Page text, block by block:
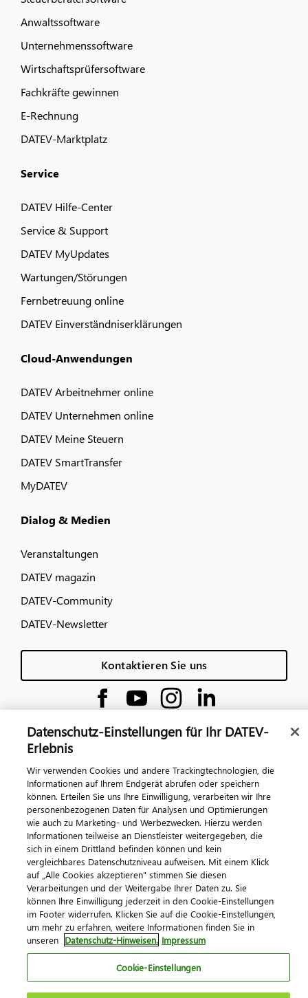
Anwaltssoftware
Unternehmenssoftware
Wirtschaftsprüfersoftware
Fachkräfte gewinnen
E-Rechnung
DATEV-Marktplatz
Service
DATEV Hilfe-Center
Service & Support
DATEV MyUpdates
Wartungen/Störungen
Fernbetreuung online
DATEV Einverständniserklärungen
Cloud-Anwendungen
DATEV Arbeitnehmer online
DATEV Unternehmen online
DATEV Meine Steuern
DATEV SmartTransfer
MyDATEV
Dialog & Medien
Veranstaltungen
DATEV magazin
DATEV-Community
DATEV-Newsletter
Kontaktieren Sie uns
© 2026 DATEV eG
Impressum DatenschutzAGBKontakt
Cookie-Einstellungen
Datenschutz-Einstellungen für Ihr DATEV-
Erlebnis
Wir verwenden Cookies und andere Trackingtechnologien, die
Informationen auf Ihrem Endgerät abrufen oder speichern
können. Erteilen Sie uns Ihre Einwilligung, verarbeiten wir Ihre
personenbezogenen Daten für Analysen und Optimierungen
wie auch zu Marketing- und Werbezwecken. Hierzu werden
Informationen teilweise an Dienstleister weitergegeben, die
sich in einem Drittland befinden können und kein
vergleichbares Datenschutzniveau aufweisen. Mit einem Klick
auf „Alle Cookies akzeptieren" stimmen Sie diesen
Verarbeitungen und der Weitergabe Ihrer Daten zu. Sie
können Ihre Einwilligung jederzeit in den Cookie-Einstellungen
im Footer widerrufen. Klicken Sie auf die Cookie-Einstellungen,
um mehr zu erfahren, weitere Informationen finden Sie in
unseren Datenschutz-Hinweisen. Impressum
Cookie-Einstellungen